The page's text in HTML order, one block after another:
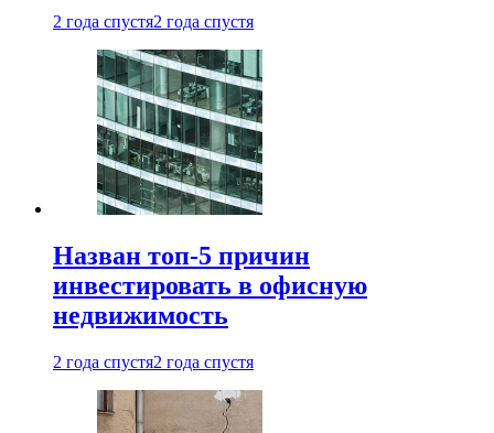
2 года спустя2 года спустя
Назван топ-5 причин
инвестировать в офисную
недвижимость
2 года спустя2 года спустя